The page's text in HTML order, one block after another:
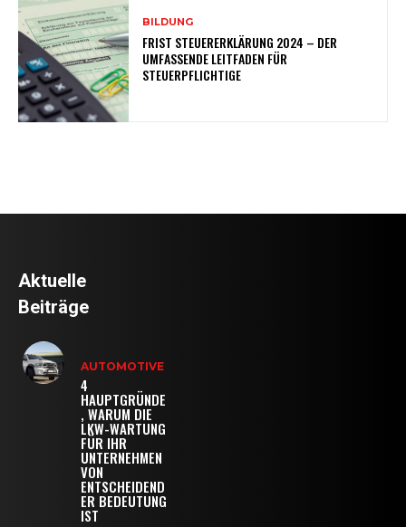
BILDUNG
FRIST STEUERERKLÄRUNG 2024 – DER
UMFASSENDE LEITFADEN FÜR
STEUERPFLICHTIGE
Aktuelle
Beiträge
AUTOMOTIVE
4
HAUPTGRÜNDE
, WARUM DIE
LKW-WARTUNG
FÜR IHR
UNTERNEHMEN
VON
ENTSCHEIDEND
ER BEDEUTUNG
IST